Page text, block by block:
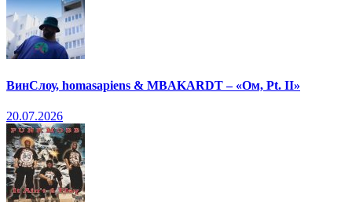
ВинСлоу, homasapiens & MBAKARDT – «Ом, Pt. II»
20.07.2026